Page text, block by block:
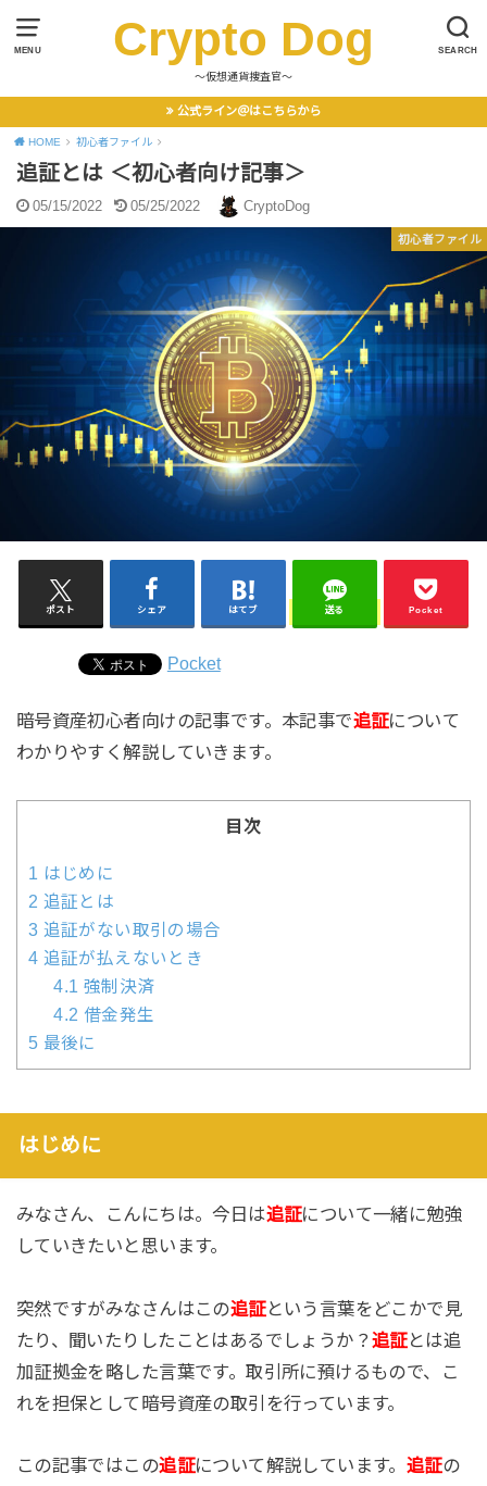
MENU SEARCH
Crypto Dog
〜仮想通貨捜査官〜
公式ライン＠はこちらから
HOME 初心者ファイル
追証とは ＜初心者向け記事＞
05/15/2022 05/25/2022 CryptoDog
初心者ファイル
ポスト シェア はてブ 送る Pocket
Pocket
暗号資産初心者向けの記事です。本記事で追証について
わかりやすく解説していきます。
目次
1 はじめに
2 追証とは
3 追証がない取引の場合
4 追証が払えないとき
4.1 強制決済
4.2 借金発生
5 最後に
はじめに
みなさん、こんにちは。今日は追証について一緒に勉強
していきたいと思います。
突然ですがみなさんはこの追証という言葉をどこかで見
たり、聞いたりしたことはあるでしょうか？追証とは追
加証拠金を略した言葉です。取引所に預けるもので、こ
れを担保として暗号資産の取引を行っています。
この記事ではこの追証について解説しています。 追証の